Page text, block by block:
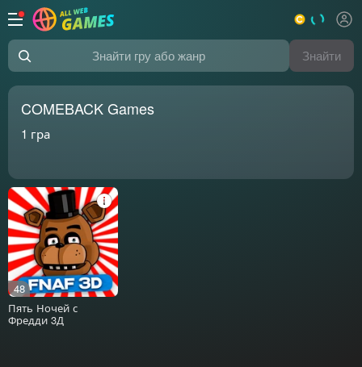
Знайти гру або жанр Знайти
COMEBACK Games
1 гра
48
Пять Ночей с
Фредди 3Д